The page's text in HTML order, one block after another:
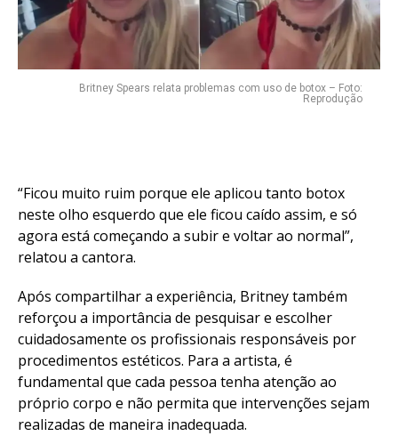
Britney Spears relata problemas com uso de botox – Foto:
Reprodução
“Ficou muito ruim porque ele aplicou tanto botox
neste olho esquerdo que ele ficou caído assim, e só
agora está começando a subir e voltar ao normal”,
relatou a cantora.
Após compartilhar a experiência, Britney também
reforçou a importância de pesquisar e escolher
cuidadosamente os profissionais responsáveis por
procedimentos estéticos. Para a artista, é
fundamental que cada pessoa tenha atenção ao
próprio corpo e não permita que intervenções sejam
realizadas de maneira inadequada.
Email